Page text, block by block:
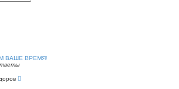
ВАШЕ ВРЕМЯ!